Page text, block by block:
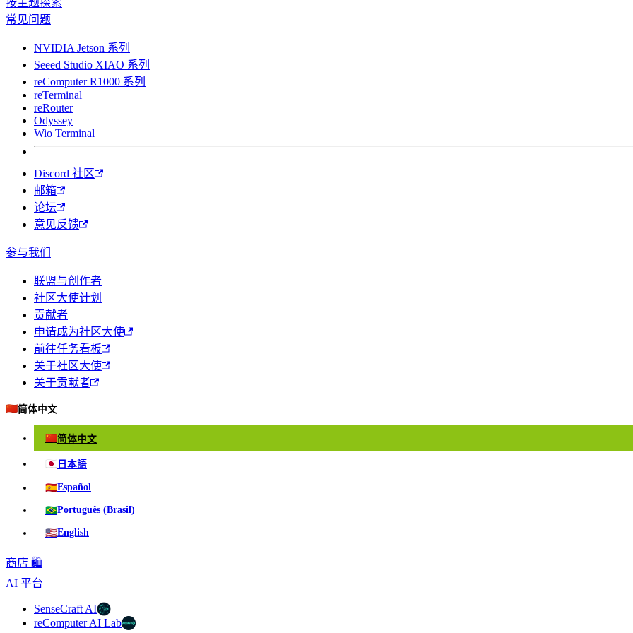
按主题探索
常见问题
NVIDIA Jetson 系列
Seeed Studio XIAO 系列
reComputer R1000 系列
reTerminal
reRouter
Odyssey
Wio Terminal
Discord 社区
邮箱
论坛
意见反馈
参与我们
联盟与创作者
社区大使计划
贡献者
申请成为社区大使
前往任务看板
关于社区大使
关于贡献者
🇨🇳简体中文
🇨🇳简体中文
🇯🇵 日本語
🇪🇸Español
🇧🇷Português (Brasil)
🇺🇸English
商店 🛍️
AI 平台
SenseCraft AI
reComputer AI Lab